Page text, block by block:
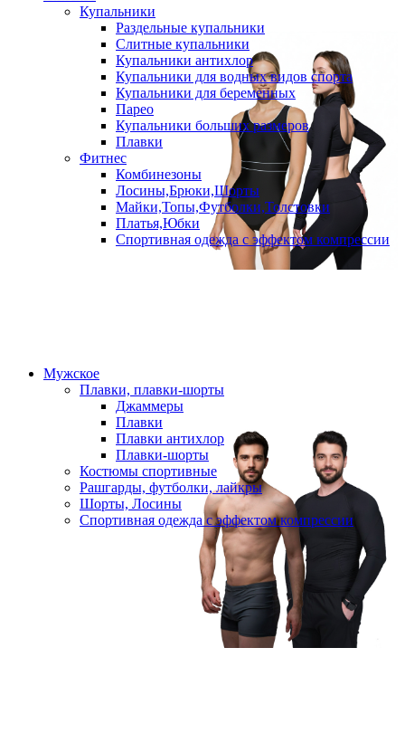
Купальники
Раздельные купальники
Слитные купальники
Купальники антихлор
Купальники для водных видов спорта
Купальники для беременных
Парео
Купальники больших размеров
Плавки
Фитнес
Комбинезоны
Лосины,Брюки,Шорты
Майки,Топы,Футболки,Толстовки
Платья,Юбки
Спортивная одежда с эффектом компрессии
Мужское
Плавки, плавки-шорты
Джаммеры
Плавки
Плавки антихлор
Плавки-шорты
Костюмы спортивные
Рашгарды, футболки, лайкры
Шорты, Лосины
Спортивная одежда с эффектом компрессии